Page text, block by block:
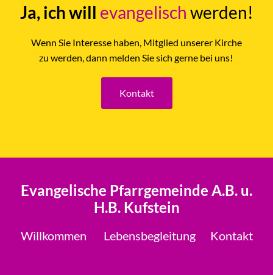
Ja, ich will evangelisch werden!
Wenn Sie Interesse haben, Mitglied unserer Kirche
zu werden, dann melden Sie sich gerne bei uns!
Kontakt
Evangelische Pfarrgemeinde A.B. u.
H.B. Kufstein
Willkommen Lebensbegleitung Kontakt